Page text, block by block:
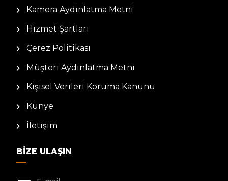
Kamera Aydınlatma Metni
Hizmet Şartları
Çerez Politikası
Müşteri Aydınlatma Metni
Kişisel Verileri Koruma Kanunu
Künye
İletişim
BIZE ULAŞIN